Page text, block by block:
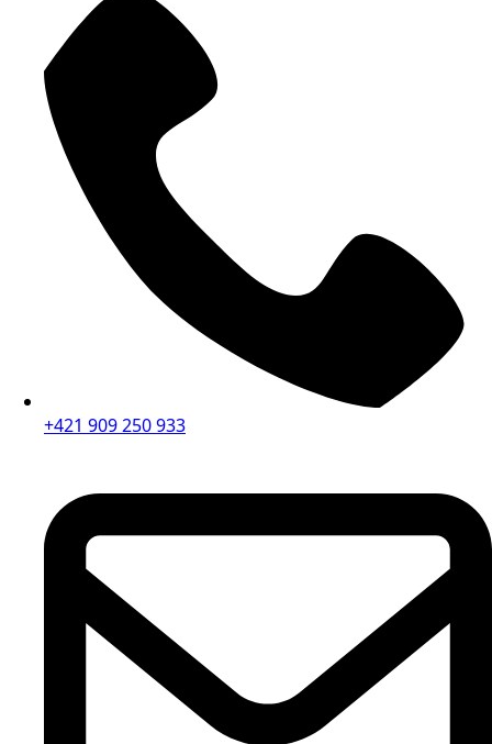
+421 909 250 933